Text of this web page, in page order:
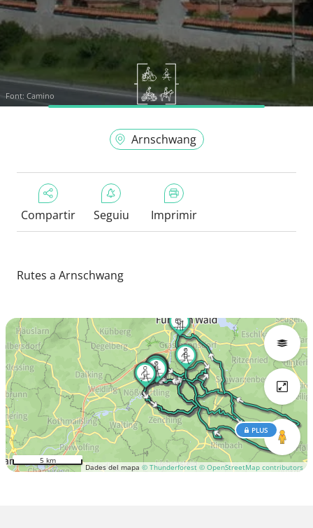
Font: Camino
Arnschwang
Compartir Seguiu Imprimir
Rutes a Arnschwang
Dades del mapa © Thunderforest © OpenStreetMap contributors
PLUS
5 km